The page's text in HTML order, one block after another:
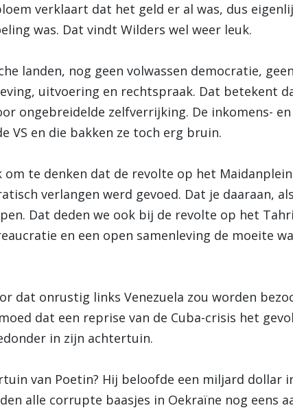
verklaart dat het geld er al was, dus
was. Dat vindt Wilders wel weer leuk.
landen, nog geen volwassen democratie, geen
uitvoering en rechtspraak. Dat betekent
ongebreidelde zelfverrijking. De inkomens- en
VS en die bakken ze toch erg bruin.
te denken dat de revolte op het
verlangen werd gevoed. Dat je daaraan,
Dat deden we ook bij de revolte op het
en een open samenleving de moeite
dat onrustig links Venezuela zou worden
dat een reprise van de Cuba-crisis het
in zijn achtertuin.
van Poetin? Hij beloofde een miljard dollar
alle corrupte baasjes in Oekraïne nog eens